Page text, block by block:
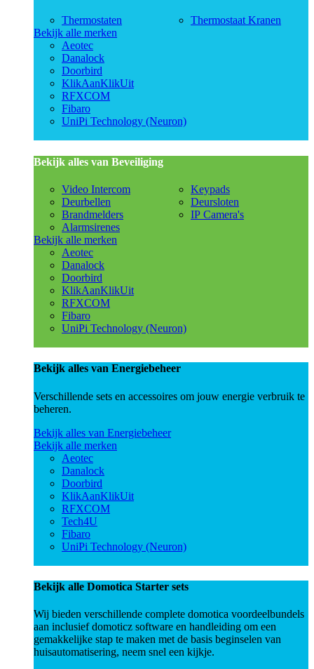
Thermostaten
Thermostaat Kranen
Bekijk alle merken
Aeotec
Danalock
Doorbird
KlikAanKlikUit
RFXCOM
Fibaro
UniPi Technology (Neuron)
Bekijk alles van Beveiliging
Video Intercom
Deurbellen
Brandmelders
Alarmsirenes
Keypads
Deursloten
IP Camera's
Bekijk alle merken
Aeotec
Danalock
Doorbird
KlikAanKlikUit
RFXCOM
Fibaro
UniPi Technology (Neuron)
Bekijk alles van Energiebeheer
Verschillende sets en accessoires om jouw energie verbruik te
beheren.
Bekijk alles van Energiebeheer
Bekijk alle merken
Aeotec
Danalock
Doorbird
KlikAanKlikUit
RFXCOM
Tech4U
Fibaro
UniPi Technology (Neuron)
Bekijk alle Domotica Starter sets
Wij bieden verschillende complete domotica voordeelbundels
aan inclusief domoticz software en handleiding om een
gemakkelijke stap te maken met de basis beginselen van
huisautomatisering, neem snel een kijkje.